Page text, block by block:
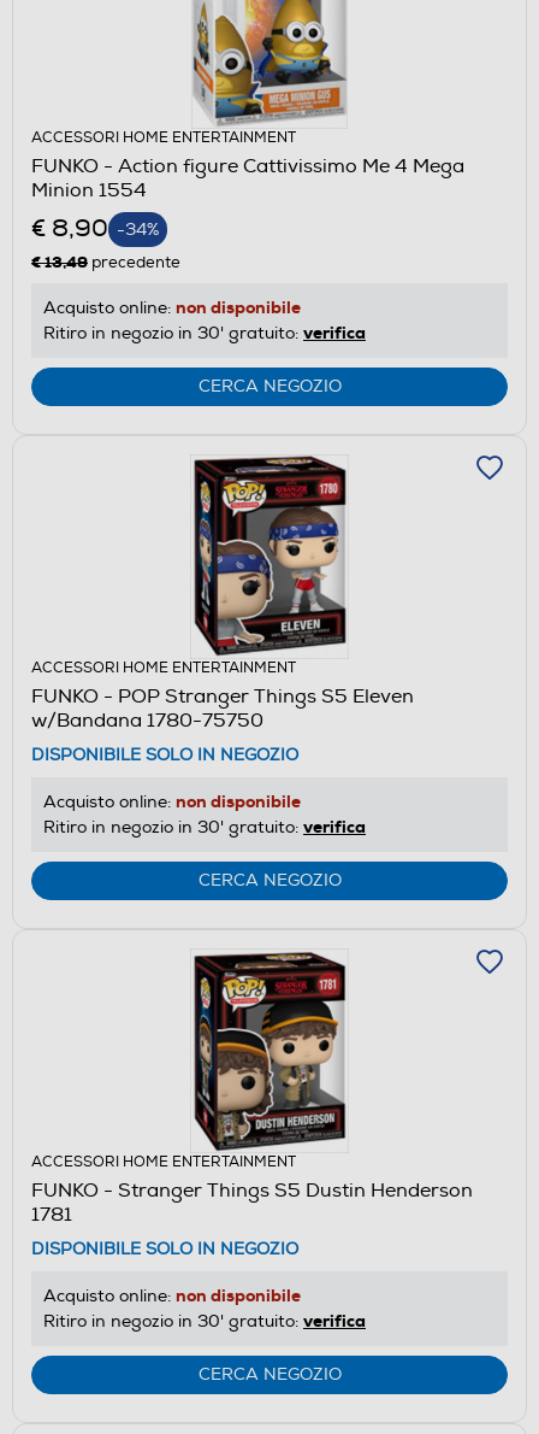
ACCESSORI HOME ENTERTAINMENT
FUNKO - Action figure Cattivissimo Me 4 Mega
Minion 1554
€ 8,90 -34%
€ 13,49 precedente
Acquisto online: non disponibile
Ritiro in negozio in 30' gratuito: verifica
CERCA NEGOZIO
ACCESSORI HOME ENTERTAINMENT
FUNKO - POP Stranger Things S5 Eleven
w/Bandana 1780-75750
DISPONIBILE SOLO IN NEGOZIO
Acquisto online: non disponibile
Ritiro in negozio in 30' gratuito: verifica
CERCA NEGOZIO
ACCESSORI HOME ENTERTAINMENT
FUNKO - Stranger Things S5 Dustin Henderson
1781
DISPONIBILE SOLO IN NEGOZIO
Acquisto online: non disponibile
Ritiro in negozio in 30' gratuito: verifica
CERCA NEGOZIO